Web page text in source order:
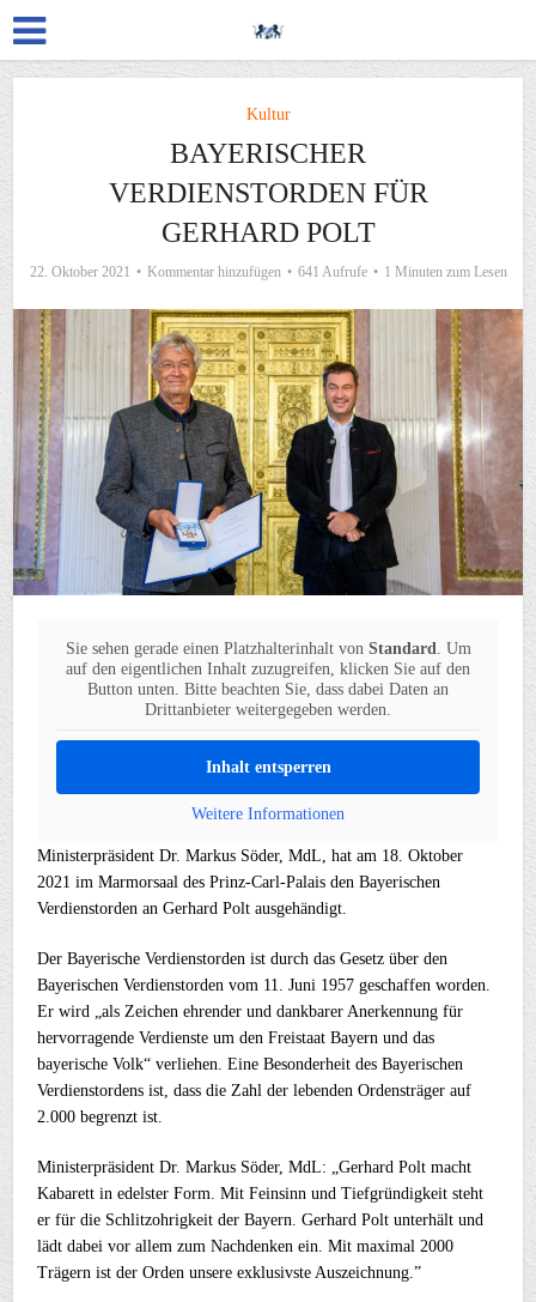
Kultur
BAYERISCHER
VERDIENSTORDEN FÜR
GERHARD POLT
22. Oktober 2021 Kommentar hinzufügen 641 Aufrufe 1 Minuten zum Lesen
Sie sehen gerade einen Platzhalterinhalt von Standard. Um
auf den eigentlichen Inhalt zuzugreifen, klicken Sie auf den
Button unten. Bitte beachten Sie, dass dabei Daten an
Drittanbieter weitergegeben werden.
Inhalt entsperren
Weitere Informationen
Ministerpräsident Dr. Markus Söder, MdL, hat am 18. Oktober
2021 im Marmorsaal des Prinz-Carl-Palais den Bayerischen
Verdienstorden an Gerhard Polt ausgehändigt.
Der Bayerische Verdienstorden ist durch das Gesetz über den
Bayerischen Verdienstorden vom 11. Juni 1957 geschaffen worden.
Er wird „als Zeichen ehrender und dankbarer Anerkennung für
hervorragende Verdienste um den Freistaat Bayern und das
bayerische Volk“ verliehen. Eine Besonderheit des Bayerischen
Verdienstordens ist, dass die Zahl der lebenden Ordensträger auf
2.000 begrenzt ist.
Ministerpräsident Dr. Markus Söder, MdL: „Gerhard Polt macht
Kabarett in edelster Form. Mit Feinsinn und Tiefgründigkeit steht
er für die Schlitzohrigkeit der Bayern. Gerhard Polt unterhält und
lädt dabei vor allem zum Nachdenken ein. Mit maximal 2000
Trägern ist der Orden unsere exklusivste Auszeichnung.”